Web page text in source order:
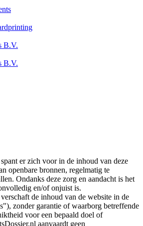
B.V.
B.V.
er zich voor in de inhoud van deze
openbare bronnen, regelmatig te
Ondanks deze zorg en aandacht is het
en/of onjuist is.
de inhoud van de website in de
zonder garantie of waarborg betreffende
voor een bepaald doel of
aanvaardt geen